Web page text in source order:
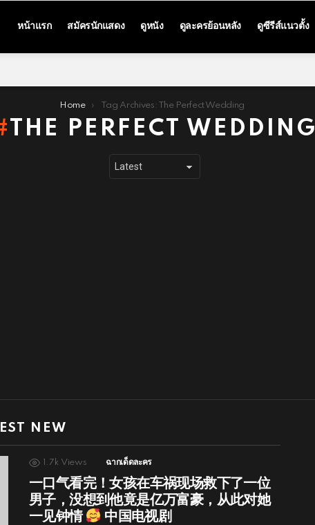
หน้าแรก สมัครนักแสดง ดูหนัง ดูละครย้อนหลัง ดูซีรีส์แนวตั้ง
Home Tag Archives: The Perfect Wedding
THE PERFECT WEDDING
NEW
1.7k Views ฉากเด็ดละคร
一口气看完！女孩在车祸现场救下了一位
男子，没想到他竟是亿万富豪，从此对她
一见钟情
中国电视剧